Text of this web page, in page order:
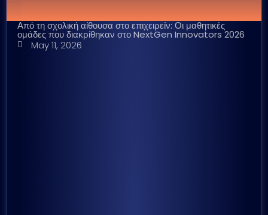
Από τη σχολική αίθουσα στο επιχειρείν: Οι μαθητικές
ομάδες που διακρίθηκαν στο NextGen Innovators 2026
May 11, 2026